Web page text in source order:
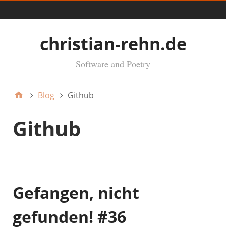
christian-rehn.de
Software and Poetry
Blog Github
Github
Gefangen, nicht
gefunden! #36